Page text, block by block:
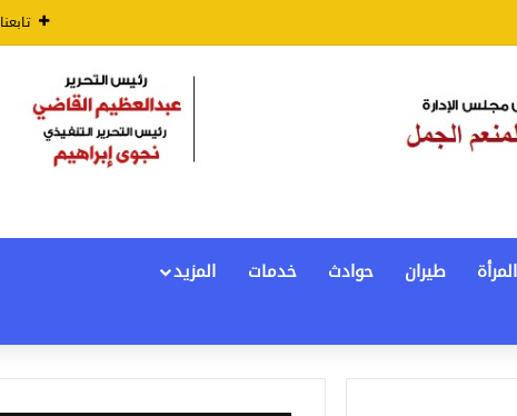
تابعنا
المرأة طيران حوادث خدمات
المزيد